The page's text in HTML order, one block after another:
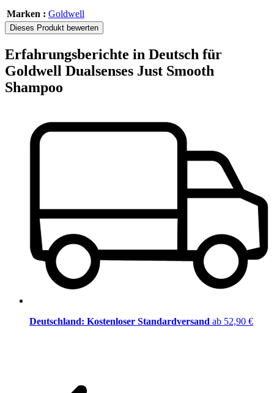
Marken : Goldwell
Dieses Produkt bewerten
Erfahrungsberichte in Deutsch für
Goldwell Dualsenses Just Smooth
Shampoo
Deutschland: Kostenloser Standardversand ab 52,90 €